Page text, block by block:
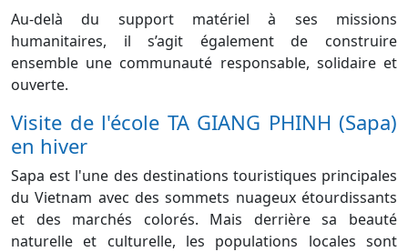
Au-delà du support matériel à ses missions
humanitaires, il s’agit également de construire
ensemble une communauté responsable, solidaire et
ouverte.
Visite de l'école TA GIANG PHINH (Sapa)
en hiver
Sapa est l'une des destinations touristiques principales
du Vietnam avec des sommets nuageux étourdissants
et des marchés colorés. Mais derrière sa beauté
naturelle et culturelle, les populations locales sont